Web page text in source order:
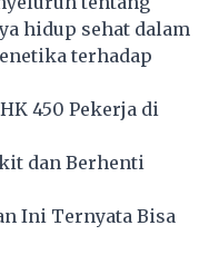
hidup sehat dalam
terhadap
450 Pekerja di
dan Berhenti
Ini Ternyata Bisa